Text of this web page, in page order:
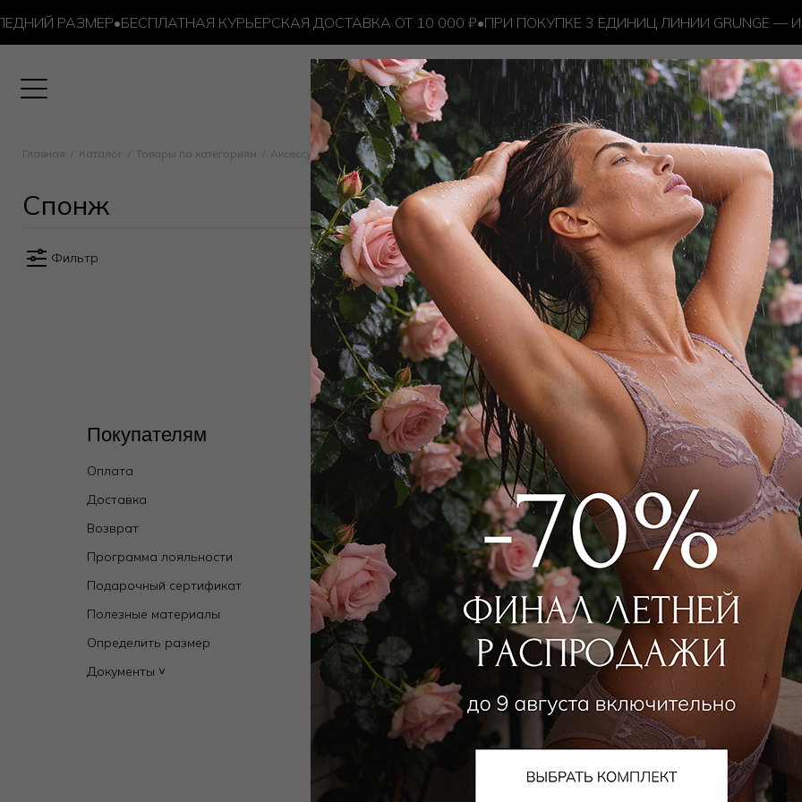
РАЗМЕР•БЕСПЛАТНАЯ КУРЬЕРСКАЯ ДОСТАВКА ОТ 10 000 ₽• ПРИ ПОКУПКЕ 3 ЕДИНИЦ ЛИНИИ GRUNGE —
Главная Каталог Товары по категориям Аксессуары Косметические аксессуары Спонж
Спонж
Фильтр
Покупателям
Оплата
Доставка
Возврат
Программа лояльности
Подарочный сертификат
Полезные материалы
Определить размер
Документы ˅
Каталог
Wild Orchid — коллекции собственного
бренда
Купальники
Новинки
Мужской ассортимент
Белье
Одежда для спорта
Домашняя одежда
Пляжная одежда
О компании
О нас
Магазины
Контакты
Новости
Прием товара на комиссию
Стать партнером
/ Спонж